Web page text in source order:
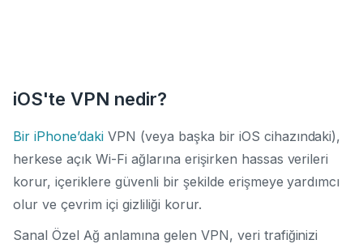
iOS'te VPN nedir?
Bir iPhone’daki VPN (veya başka bir iOS cihazındaki),
herkese açık Wi-Fi ağlarına erişirken hassas verileri
korur, içeriklere güvenli bir şekilde erişmeye yardımcı
olur ve çevrim içi gizliliği korur.
Sanal Özel Ağ anlamına gelen VPN, veri trafiğinizi